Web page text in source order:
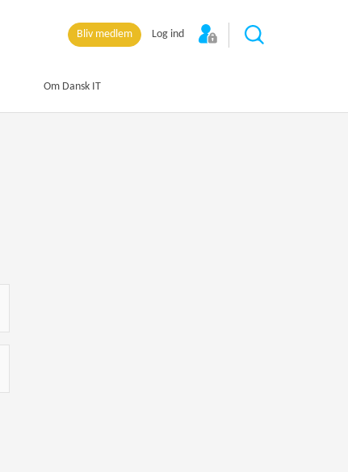
Bliv medlem Log ind
Om Dansk IT